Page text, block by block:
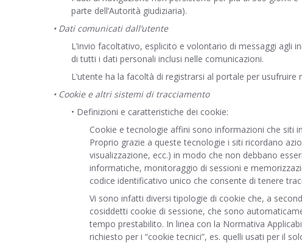
parte dell’Autorità giudiziaria).
• Dati comunicati dall’utente
L’invio facoltativo, esplicito e volontario di messaggi agli
di tutti i dati personali inclusi nelle comunicazioni.
L’utente ha la facoltà di registrarsi al portale per
• Cookie e altri sistemi di tracciamento
• Definizioni e caratteristiche dei cookie:
Cookie e tecnologie affini sono informazioni che siti
Proprio grazie a queste tecnologie i siti ricordano
visualizzazione, ecc.) in modo che non debbano
informatiche, monitoraggio di sessioni e
codice identificativo unico che consente di tenere
Vi sono infatti diversi tipologie di cookie che, a
cosiddetti cookie di sessione, che sono
tempo prestabilito. In linea con la Normativa
richiesto per i “cookie tecnici”, es. quelli usati per il